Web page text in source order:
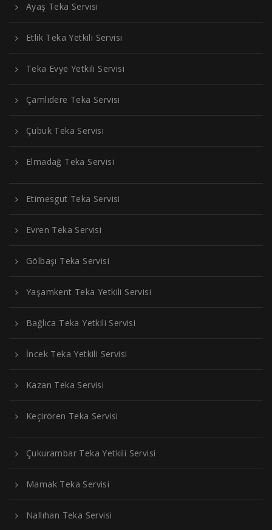
Ayaş Teka Servisi
Etlik Teka Yetkili Servisi
Teka Evye Yetkili Servisi
Çamlıdere Teka Servisi
Çubuk Teka Servisi
Elmadağ Teka Servisi
Etimesgut Teka Servisi
Evren Teka Servisi
Gölbaşı Teka Servisi
Yaşamkent Teka Yetkili Servisi
Bağlıca Teka Yetkili Servisi
İncek Teka Yetkili Servisi
Kazan Teka Servisi
Keçirören Teka Servisi
Çukurambar Teka Yetkili Servisi
Mamak Teka Servisi
Nallıhan Teka Servisi